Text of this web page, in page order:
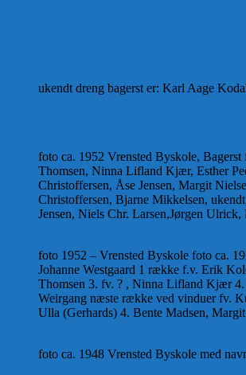
ukendt dreng bagerst er: Karl Aage
foto ca. 1952 Vrensted Byskole,
Thomsen, Ninna Lifland Kjær, Esther
Christoffersen, Åse Jensen, Margit
Christoffersen, Bjarne Mikkelsen,
Jensen, Niels Chr. Larsen,Jørgen
foto 1952 – Vrensted Byskole foto ca.
Johanne Westgaard 1 række f.v. Erik
Thomsen 3. fv. ? , Ninna Lifland Kjær 4.
Weirgang næste række ved vinduer fv.
Ulla (Gerhards) 4. Bente Madsen,
foto ca. 1948 Vrensted Byskole med